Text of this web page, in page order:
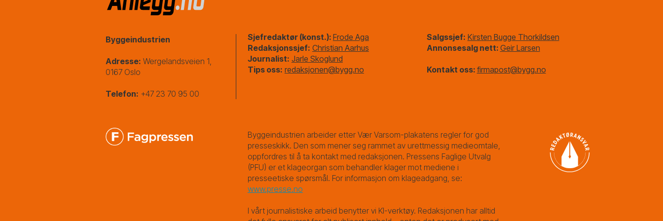
Byggeindustrien
Adresse: Wergelandsveien 1,
0167 Oslo
Telefon: +47 23 70 95 00
Sjefredaktør (konst.): Frode Aga
Redaksjonssjef: Christian Aarhus
Journalist: Jarle Skoglund
Tips oss: redaksjonen@bygg.no
Salgssjef: Kirsten Bugge Thorkildsen
Annonsesalg nett: Geir Larsen
Kontakt oss: firmapost@bygg.no
Byggeindustrien arbeider etter Vær Varsom-plakatens regler for god
presseskikk. Den som mener seg rammet av urettmessig medieomtale,
oppfordres til å ta kontakt med redaksjonen. Pressens Faglige Utvalg
(PFU) er et klageorgan som behandler klager mot mediene i
presseetiske spørsmål. For informasjon om klageadgang, se:
www.presse.no
I vårt journalistiske arbeid benytter vi KI-verktøy. Redaksjonen har alltid